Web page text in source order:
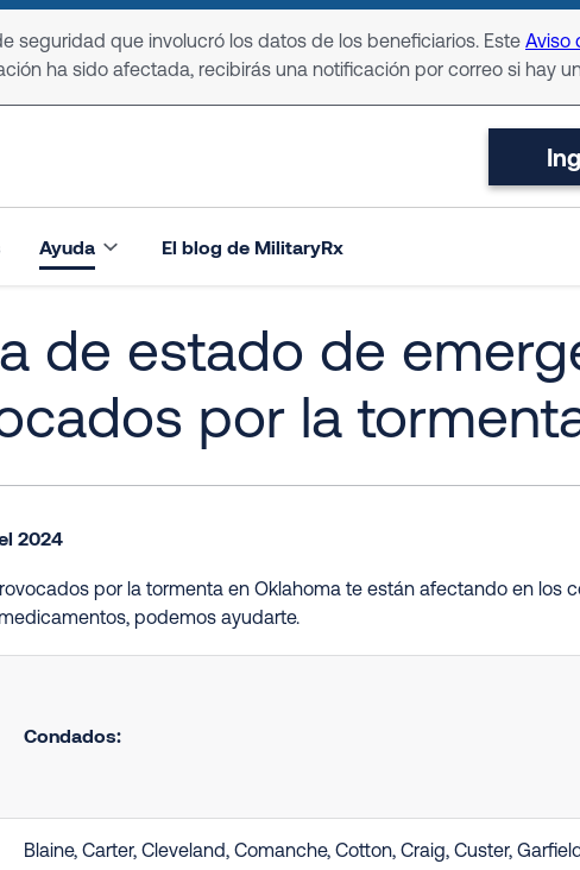
seguridad que involucró los datos de los beneficiarios. Este Aviso
ha sido afectada, recibirás una notificación por correo si hay
Ayuda El blog de MilitaryRx
de estado de
por la
2024
por la tormenta en Oklahoma te están afectando en los
podemos ayudarte.
Condados:
Blaine, Carter, Cleveland, Comanche, Cotton, Craig, Custer,